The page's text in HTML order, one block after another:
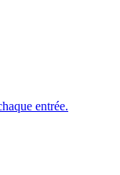
entrée.